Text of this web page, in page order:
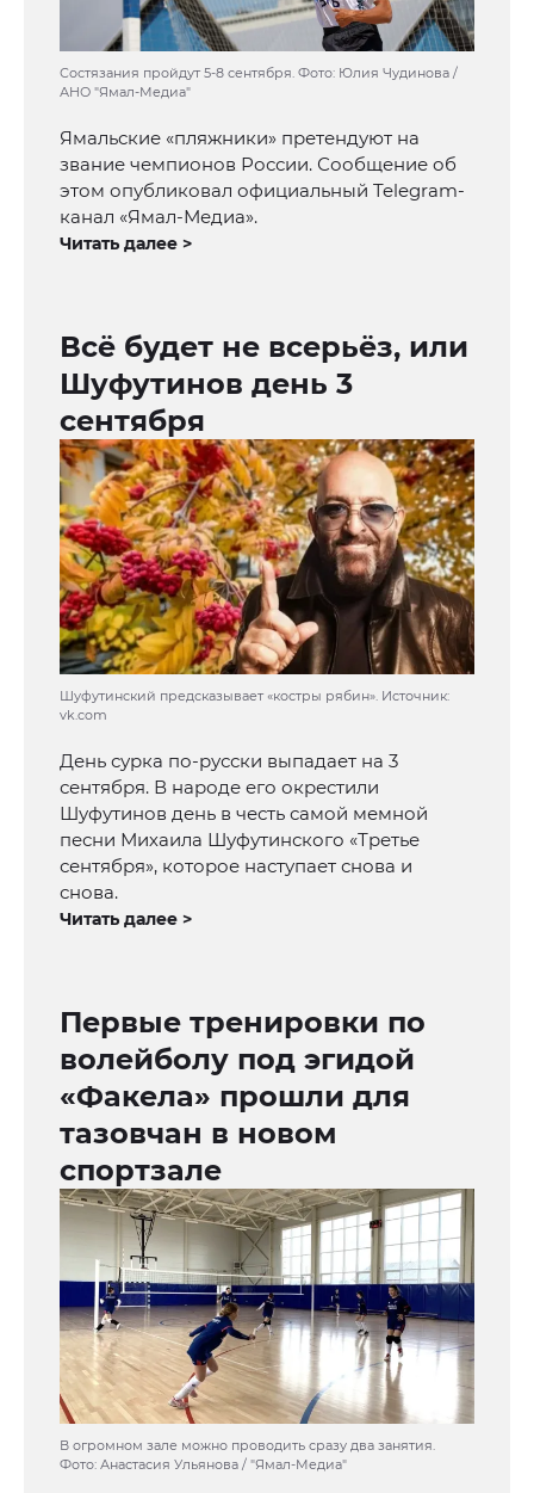
Состязания пройдут 5-8 сентября. Фото: Юлия Чудинова /
АНО "Ямал-Медиа"
Ямальские «пляжники» претендуют на
звание чемпионов России. Сообщение об
этом опубликовал официальный Telegram-
канал «Ямал-Медиа».
Читать далее >
Всё будет не всерьёз, или
Шуфутинов день 3
сентября
Шуфутинский предсказывает «костры рябин». Источник:
vk.com
День сурка по-русски выпадает на 3
сентября. В народе его окрестили
Шуфутинов день в честь самой мемной
песни Михаила Шуфутинского «Третье
сентября», которое наступает снова и
снова.
Читать далее >
Первые тренировки по
волейболу под эгидой
«Факела» прошли для
тазовчан в новом
спортзале
В огромном зале можно проводить сразу два занятия.
Фото: Анастасия Ульянова / "Ямал-Медиа"